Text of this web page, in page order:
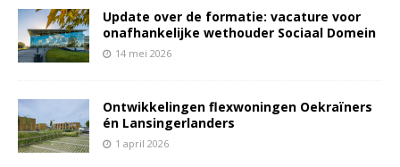
Update over de formatie: vacature voor
onafhankelijke wethouder Sociaal Domein
14 mei 2026
Ontwikkelingen flexwoningen Oekraïners
én Lansingerlanders
1 april 2026